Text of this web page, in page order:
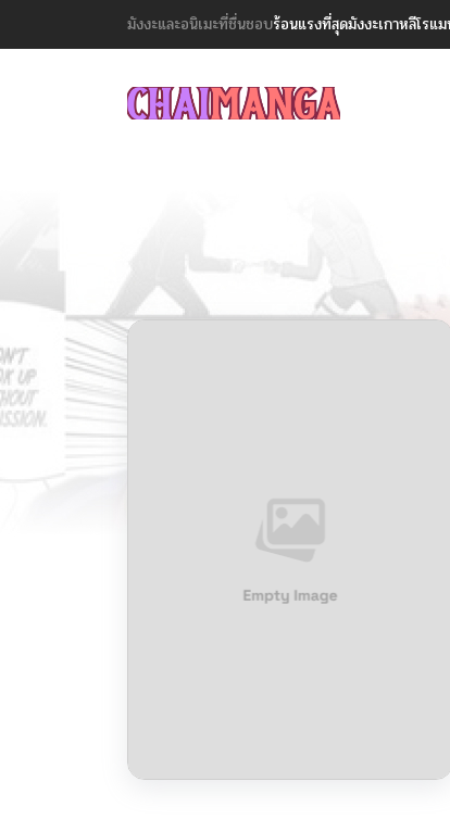
มังงะและอนิเมะที่ชื่นชอบร้อนแรงที่สุดมังงะเกาหลีโรแ